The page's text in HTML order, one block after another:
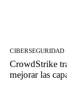
CIBERSEGURIDAD
CrowdStrike
mejorar las